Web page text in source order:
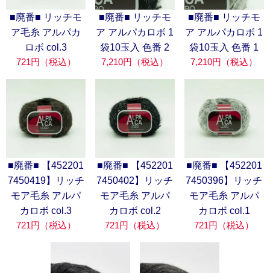
■廃番■ リッチモ
ア毛糸 アルパカ
ロボ col.3
721円（税込）
■廃番■ リッチモ
ア アルパカロボ 1
袋10玉入 色番 2
7,210円（税込）
■廃番■ リッチモ
ア アルパカロボ 1
袋10玉入 色番 1
7,210円（税込）
■廃番■ 【452201
7450419】リッチ
モア毛糸 アルパ
カロボ col.3
721円（税込）
■廃番■ 【452201
7450402】リッチ
モア毛糸 アルパ
カロボ col.2
721円（税込）
■廃番■ 【452201
7450396】リッチ
モア毛糸 アルパ
カロボ col.1
721円（税込）